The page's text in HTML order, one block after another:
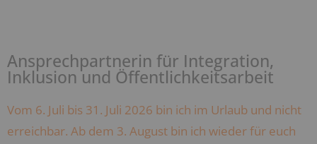
Ansprechpartnerin für Integration,
Inklusion und Öffentlichkeitsarbeit
Vom 6. Juli bis 31. Juli 2026 bin ich im Urlaub und nicht
erreichbar. Ab dem 3. August bin ich wieder für euch